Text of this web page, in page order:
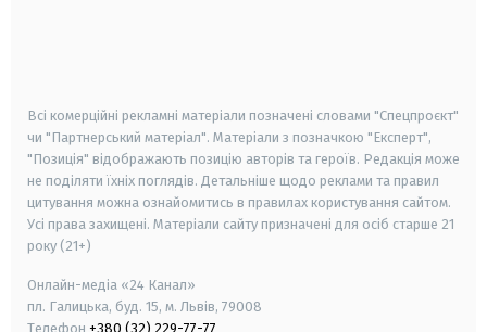
Всі комерційні рекламні матеріали позначені словами "Спецпроєкт"
чи "Партнерський матеріал". Матеріали з позначкою "Експерт",
"Позиція" відображають позицію авторів та героїв. Редакція може
не поділяти їхніх поглядів. Детальніше щодо реклами та правил
цитування можна ознайомитись в правилах користування сайтом.
Усі права захищені. Матеріали сайту призначені для осіб старше 21
року (21+)
Онлайн-медіа «24 Канал»
пл. Галицька, буд. 15, м. Львів, 79008
Телефон +380 (32) 229-77-77